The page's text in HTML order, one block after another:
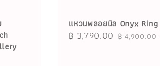
แหวนพลอยนิล Onyx Ring
Sale
฿ 3,790.00 Regular
฿ 4,900.00